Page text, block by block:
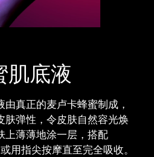
肌底液
真正的麦卢卡蜂蜜制成，
肤弹性，令皮肤自然容光焕
上薄薄地涂一层，搭配
用指尖按摩直至完全吸收。